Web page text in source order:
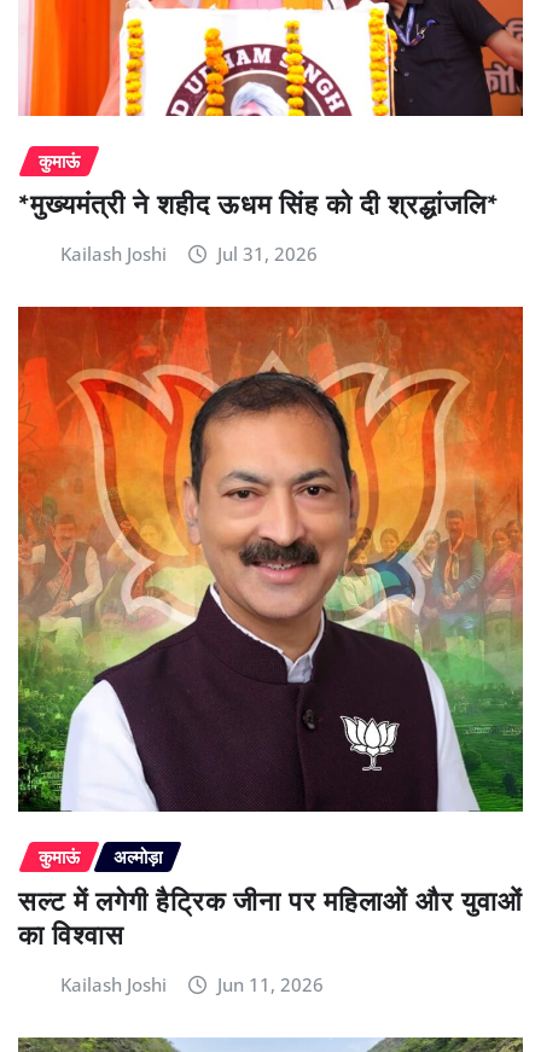
कुमाऊं
*मुख्यमंत्री ने शहीद ऊधम सिंह को दी श्रद्धांजलि*
Kailash Joshi Jul 31, 2026
कुमाऊं अल्मोड़ा
सल्ट में लगेगी हैट्रिक जीना पर महिलाओं और युवाओं
का विश्वास
Kailash Joshi Jun 11, 2026